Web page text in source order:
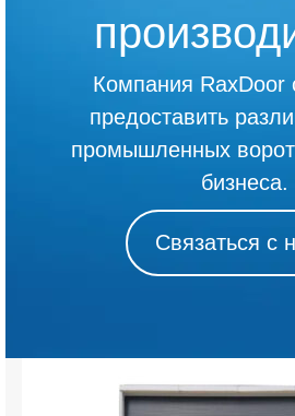
Компания RaxDoor
предоставить
промышленных
бизнеса.
Связаться с